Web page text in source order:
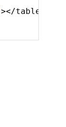
></table>